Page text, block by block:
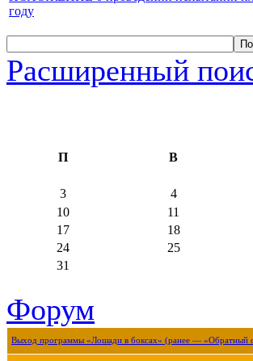
году
Расширенный
П В
3 4
10
11
17
18
24
25
31
Форум
Выход программы «Лошади в боксах» (ранее — «Обратный